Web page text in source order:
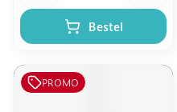
Bestel
PROMO